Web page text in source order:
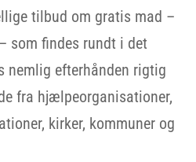
tilbud om gratis mad –
som findes rundt i det
nemlig efterhånden rigtig
fra hjælpeorganisationer,
kirker, kommuner og